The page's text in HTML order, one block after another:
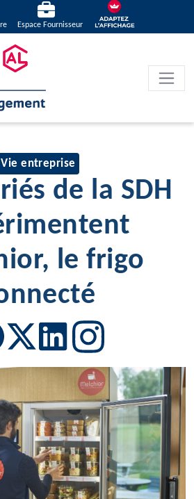
Espace Fournisseur
Vie entreprise
de la SDH
le frigo